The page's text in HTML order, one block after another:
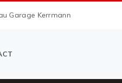
Garage Kerrmann